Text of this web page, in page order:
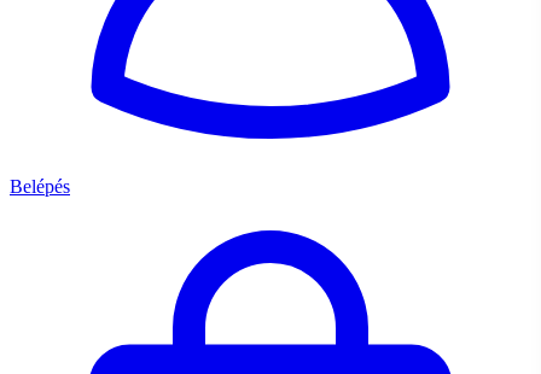
Belépés